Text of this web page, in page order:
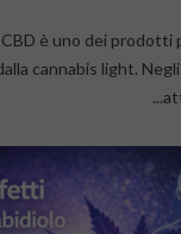
CBD è uno dei
cannabis light.